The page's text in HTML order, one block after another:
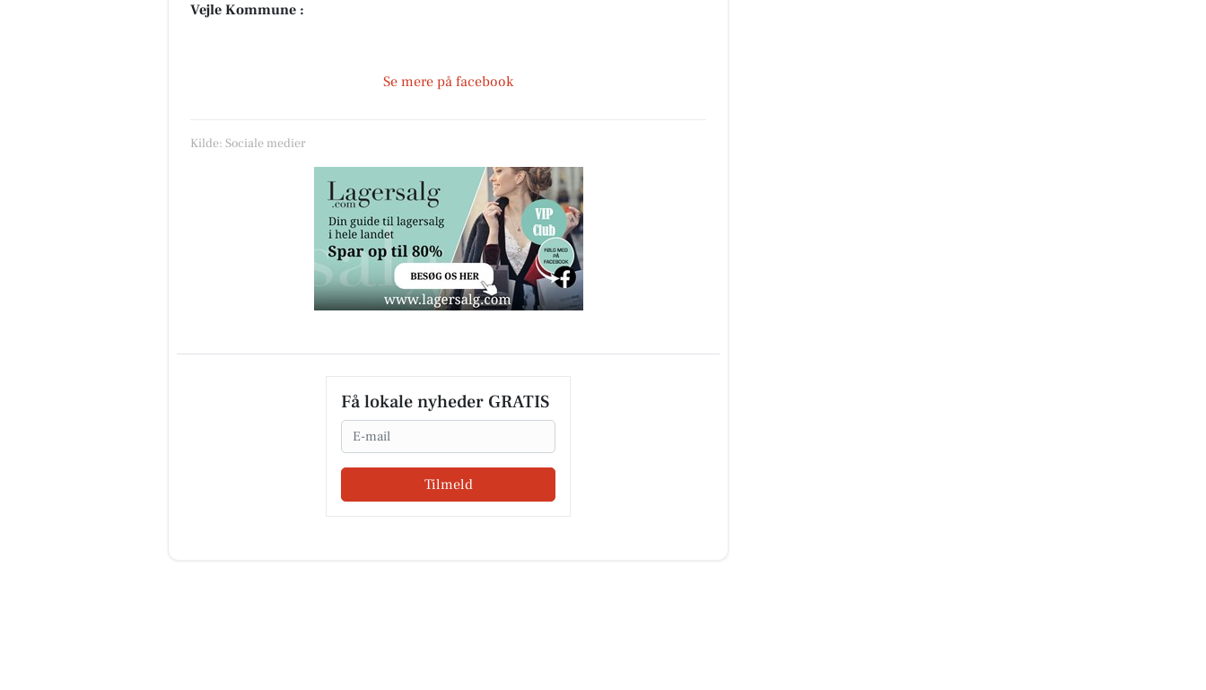
Vejle Kommune :
Se mere på facebook
Kilde: Sociale medier
Få lokale nyheder GRATIS
Email
Tilmeld